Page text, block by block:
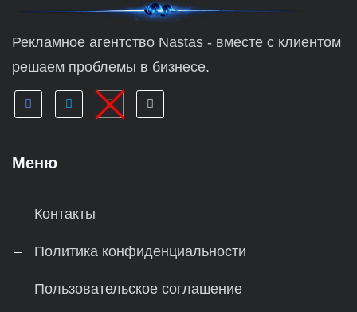
Рекламное агентство Nastas - вместе с клиентом
решаем проблемы в бизнесе.
Меню
Контакты
Политика конфиденциальности
Пользовательское соглашение